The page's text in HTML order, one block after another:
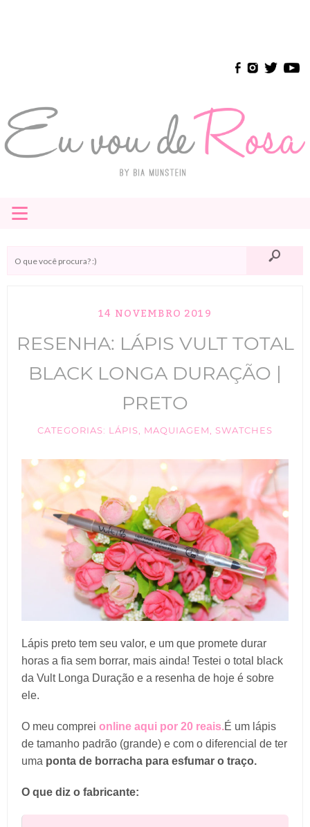
≡
E-BOOK
ANUNCIE
MAQUIAGEM
14 NOVEMBRO 2019
RESENHA: LÁPIS VULT TOTAL
BLACK LONGA DURAÇÃO |
PRETO
CATEGORIAS: LÁPIS, MAQUIAGEM , SWATCHES
Lápis preto tem seu valor, e um que promete durar
horas a fia sem borrar, mais ainda! Testei o total black
da Vult Longa Duração e a resenha de hoje é sobre
ele.
O meu comprei online aqui por 20 reais.É um lápis
de tamanho padrão (grande) e com o diferencial de ter
uma ponta de borracha para esfumar o traço.
O que diz o fabricante: